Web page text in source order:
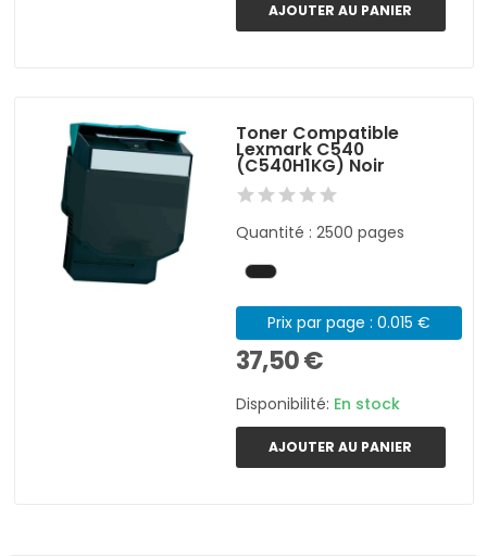
AJOUTER AU PANIER
Toner Compatible
Lexmark C540
(C540H1KG) Noir
Quantité : 2500 pages
Prix par page : 0.015 €
37,50 €
Disponibilité: En stock
AJOUTER AU PANIER